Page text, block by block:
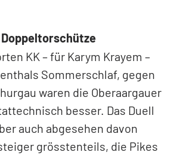
KK – für Karym Krayem –
Sommerschlaf, gegen
waren die Oberaargauer
besser. Das Duell
auch abgesehen davon
grösstenteils, die Pikes